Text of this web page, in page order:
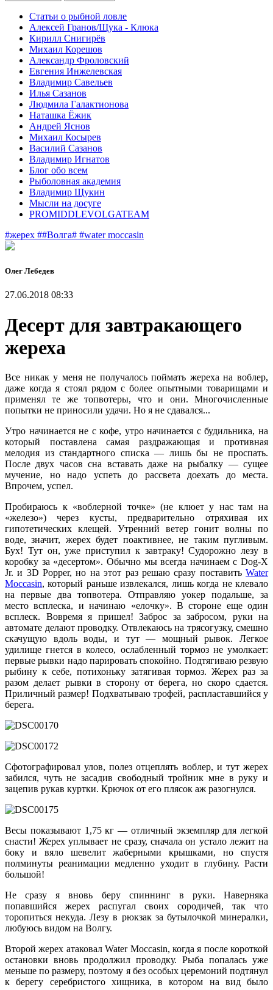
Статьи о рыбной ловле
Алексей Гранов/Щука - Клюка
Кирилл Снигирёв
Михаил Корешов
Александр Фроловский
Евгения Инжелевская
Владимир Савельев
Илья Сазанов
Людмила Галактионова
Наташка Ёжик
Андрей Яснов
Михаил Косырев
Василий Сазанов
Владимир Игнатов
Блог обо всем
Рыболовная академия
Владимир Щукин
Мысли на досуге
PROMIDDLEVOLGATEAM
#жерех ##Волга# #water moccasin
Олег Лебедев
27.06.2018 08:33
Десерт для завтракающего
жереха
Все никак у меня не получалось поймать жереха на воблер,
даже когда я стоял рядом с более опытными товарищами и
применял те же топвотеры, что и они. Многочисленные
попытки не приносили удачи. Но я не сдавался...
Утро начинается не с кофе, утро начинается с будильника, на
который поставлена самая раздражающая и противная
мелодия из стандартного списка — лишь бы не проспать.
После двух часов сна вставать даже на рыбалку — сущее
мучение, но надо успеть до рассвета доехать до места.
Впрочем, успел.
Пробираюсь к «воблерной точке» (не клюет у нас там на
«железо») через кусты, предварительно отряхивая их
гипотетических клещей. Утренний ветер гонит волны по
воде, значит, жерех будет поактивнее, не таким пугливым.
Бух! Тут он, уже приступил к завтраку! Судорожно лезу в
коробку за «десертом». Обычно мы всегда начинаем с Dog-X
Jr. и 3D Popper, но на этот раз решаю сразу поставить Water
Moccasin, который раньше извлекался, лишь когда не клевало
на первые два топвотера. Отправляю уокер подальше, за
место всплеска, и начинаю «елочку». В стороне еще один
всплеск. Вовремя я пришел! Заброс за забросом, руки на
автомате делают проводку. Отвлекаюсь на трясогузку, смешно
скачущую вдоль воды, и тут — мощный рывок. Легкое
удилище гнется в колесо, ослабленный тормоз не умолкает:
первые рывки надо парировать спокойно. Подтягиваю резвую
рыбину к себе, потихоньку затягивая тормоз. Жерех раз за
разом делает рывки в сторону от берега, но скоро сдается.
Приличный размер! Подхватываю трофей, распластавшийся у
берега.
Сфотографировал улов, полез отцеплять воблер, и тут жерех
забился, чуть не засадив свободный тройник мне в руку и
зацепив рукав куртки. Крючок от его плясок аж разогнулся.
Весы показывают 1,75 кг — отличный экземпляр для легкой
снасти! Жерех уплывает не сразу, сначала он устало лежит на
боку и вяло шевелит жаберными крышками, но спустя
полминуты реанимации медленно уходит в глубину. Расти
большой!
Не сразу я вновь беру спиннинг в руки. Наверняка
попавшийся жерех распугал своих сородичей, так что
торопиться некуда. Лезу в рюкзак за бутылочкой минералки,
любуюсь видом на Волгу.
Второй жерех атаковал Water Moccasin, когда я после короткой
остановки вновь продолжил проводку. Рыба попалась уже
меньше по размеру, поэтому я без особых церемоний подтянул
к берегу серебристого хищника, в котором на вид было